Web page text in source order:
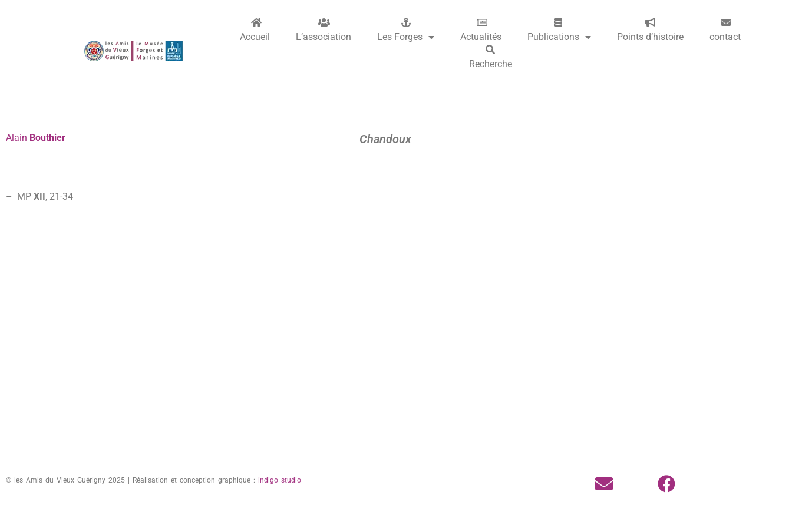
Accueil L’association Les Forges Actualités Publications Points d’histoire contact
Recherche
Alain Bouthier Chandoux
– MP XII, 21-34
© les Amis du Vieux Guérigny 2025 | Réalisation et conception graphique : indigo studio